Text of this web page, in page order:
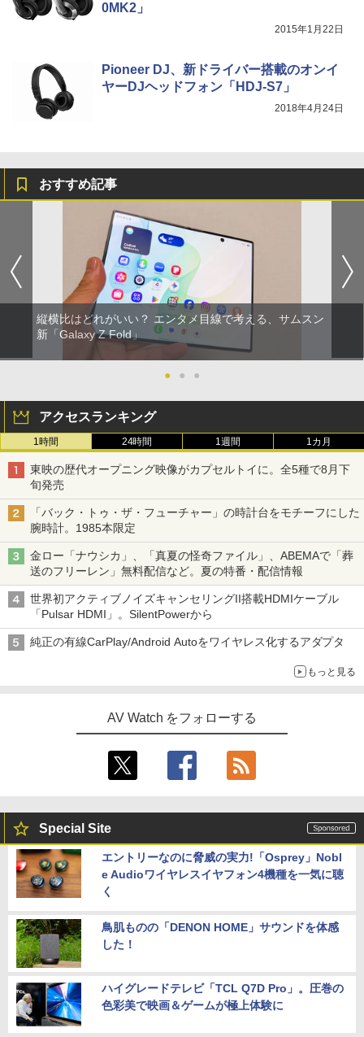
0MK2」
2015年1月22日
Pioneer DJ、新ドライバー搭載のオンイ
ヤーDJヘッドフォン「HDJ-S7」
2018年4月24日
おすすめ記事
縦横比はどれがいい？ エンタメ目線で考える、サムスン
新「Galaxy Z Fold」
● ● ●
アクセスランキング
1時間 24時間 1週間 1カ月
東映の歴代オープニング映像がカプセルトイに。全5種で8月下
旬発売
「バック・トゥ・ザ・フューチャー」の時計台をモチーフにした
腕時計。1985本限定
金ロー「ナウシカ」、「真夏の怪奇ファイル」、ABEMAで「葬
送のフリーレン」無料配信など。夏の特番・配信情報
世界初アクティブノイズキャンセリングII搭載HDMIケーブル
「Pulsar HDMI」。SilentPowerから
純正の有線CarPlay/Android Autoをワイヤレス化するアダプタ
もっと見る
AV Watch をフォローする
Special Site
エントリーなのに脅威の実力!「Osprey」Nobl
e Audioワイヤレスイヤフォン4機種を一気に聴
く
鳥肌ものの「DENON HOME」サウンドを体感
した！
ハイグレードテレビ「TCL Q7D Pro」。圧巻の
色彩美で映画＆ゲームが極上体験に